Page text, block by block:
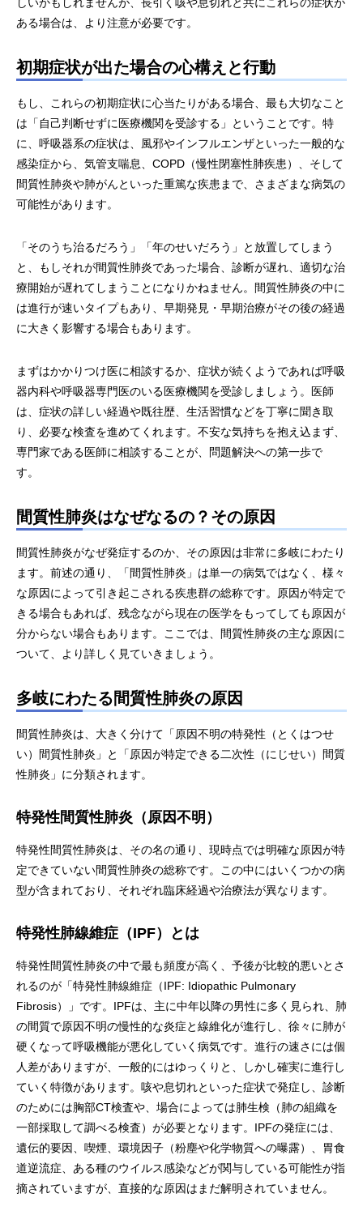
ある場合は、より注意が必要です。
初期症状が出た場合の心構えと行動
もし、これらの初期症状に心当たりがある場合、最も大切なこと
は「自己判断せずに医療機関を受診する」ということです。特
に、呼吸器系の症状は、風邪やインフルエンザといった一般的な
感染症から、気管支喘息、COPD（慢性閉塞性肺疾患）、そして
間質性肺炎や肺がんといった重篤な疾患まで、さまざまな病気の
可能性があります。
「そのうち治るだろう」「年のせいだろう」と放置してしまう
と、もしそれが間質性肺炎であった場合、診断が遅れ、適切な治
療開始が遅れてしまうことになりかねません。間質性肺炎の中に
は進行が速いタイプもあり、早期発見・早期治療がその後の経過
に大きく影響する場合もあります。
まずはかかりつけ医に相談するか、症状が続くようであれば呼吸
器内科や呼吸器専門医のいる医療機関を受診しましょう。医師
は、症状の詳しい経過や既往歴、生活習慣などを丁寧に聞き取
り、必要な検査を進めてくれます。不安な気持ちを抱え込まず、
専門家である医師に相談することが、問題解決への第一歩で
す。
間質性肺炎はなぜなるの？その原因
間質性肺炎がなぜ発症するのか、その原因は非常に多岐にわたり
ます。前述の通り、「間質性肺炎」は単一の病気ではなく、様々
な原因によって引き起こされる疾患群の総称です。原因が特定で
きる場合もあれば、残念ながら現在の医学をもってしても原因が
分からない場合もあります。ここでは、間質性肺炎の主な原因に
ついて、より詳しく見ていきましょう。
多岐にわたる間質性肺炎の原因
間質性肺炎は、大きく分けて「原因不明の特発性（とくはつせ
い）間質性肺炎」と「原因が特定できる二次性（にじせい）間質
性肺炎」に分類されます。
特発性間質性肺炎（原因不明）
特発性間質性肺炎は、その名の通り、現時点では明確な原因が特
定できていない間質性肺炎の総称です。この中にはいくつかの病
型が含まれており、それぞれ臨床経過や治療法が異なります。
特発性肺線維症（IPF）とは
特発性間質性肺炎の中で最も頻度が高く、予後が比較的悪いとさ
れるのが「特発性肺線維症（IPF: Idiopathic Pulmonary
Fibrosis）」です。IPFは、主に中年以降の男性に多く見られ、肺
の間質で原因不明の慢性的な炎症と線維化が進行し、徐々に肺が
硬くなって呼吸機能が悪化していく病気です。進行の速さには個
人差がありますが、一般的にはゆっくりと、しかし確実に進行し
ていく特徴があります。咳や息切れといった症状で発症し、診断
のためには胸部CT検査や、場合によっては肺生検（肺の組織を
一部採取して調べる検査）が必要となります。IPFの発症には、
遺伝的要因、喫煙、環境因子（粉塵や化学物質への曝露）、胃食
道逆流症、ある種のウイルス感染などが関与している可能性が指
摘されていますが、直接的な原因はまだ解明されていません。